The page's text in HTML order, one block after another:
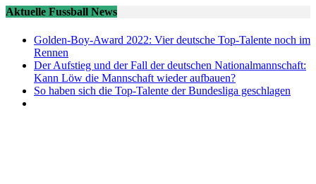
Aktuelle Fussball News
Golden-Boy-Award 2022: Vier deutsche Top-Talente noch im
Rennen
Der Aufstieg und der Fall der deutschen Nationalmannschaft:
Kann Löw die Mannschaft wieder aufbauen?
So haben sich die Top-Talente der Bundesliga geschlagen